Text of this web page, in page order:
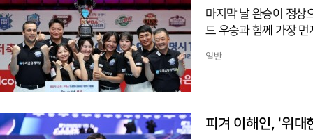
마지막 날 완승이 정상
드 우승과 함께 가장
드 마지막 날 하림을
초반부터 치열했다. 1
일반
피겨 이해인, '위대